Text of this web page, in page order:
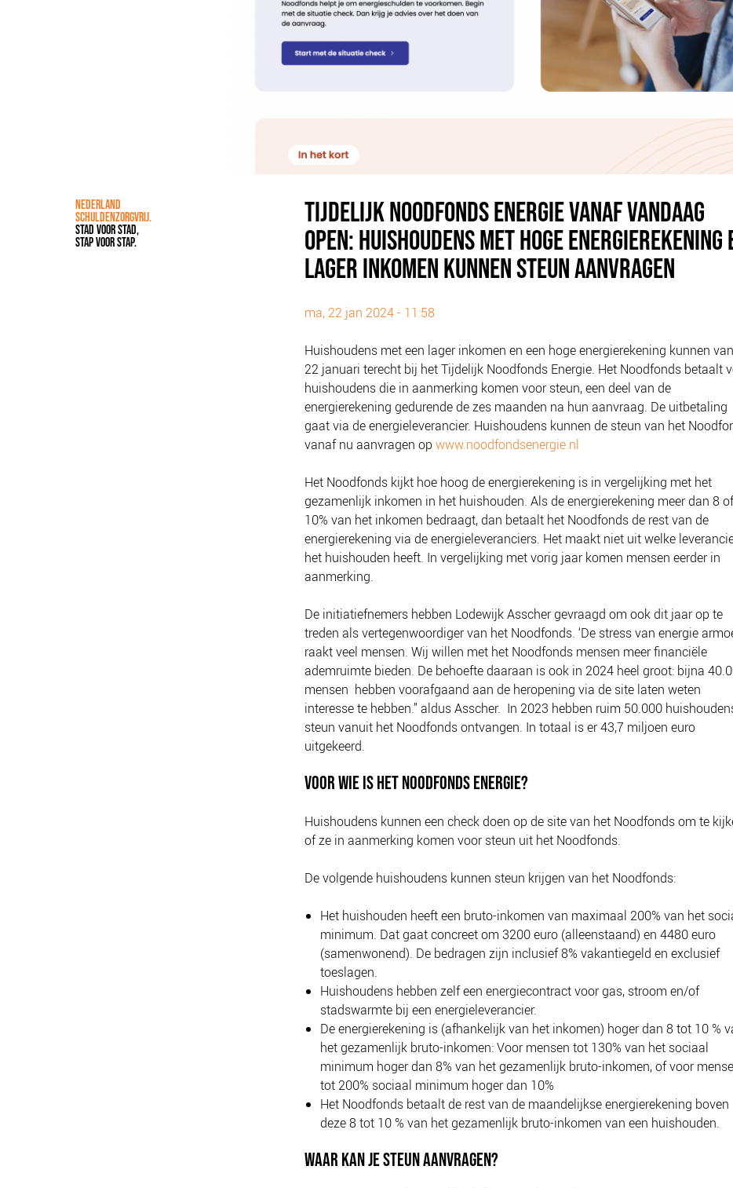
NEDERLAND
SCHULDENZORGVRIJ.
STAD VOOR STAD,
STAP VOOR STAP.
TIJDELIJK NOODFONDS ENERGIE VANAF VANDAAG
OPEN: HUISHOUDENS MET HOGE ENERGIEREKENING
LAGER INKOMEN KUNNEN STEUN AANVRAGEN
ma, 22 jan 2024 - 11:58
Huishoudens met een lager inkomen en een hoge energierekening kunnen
22 januari terecht bij het Tijdelijk Noodfonds Energie. Het Noodfonds betaalt
huishoudens die in aanmerking komen voor steun, een deel van de
energierekening gedurende de zes maanden na hun aanvraag. De uitbetaling
gaat via de energieleverancier. Huishoudens kunnen de steun van het
vanaf nu aanvragen op www.noodfondsenergie.nl
Het Noodfonds kijkt hoe hoog de energierekening is in vergelijking met het
gezamenlijk inkomen in het huishouden. Als de energierekening meer dan 8 of
10% van het inkomen bedraagt, dan betaalt het Noodfonds de rest van de
energierekening via de energieleveranciers. Het maakt niet uit welke
het huishouden heeft. In vergelijking met vorig jaar komen mensen eerder in
aanmerking.
De initiatiefnemers hebben Lodewijk Asscher gevraagd om ook dit jaar op te
treden als vertegenwoordiger van het Noodfonds. ‘De stress van energie
raakt veel mensen. Wij willen met het Noodfonds mensen meer financiële
ademruimte bieden. De behoefte daaraan is ook in 2024 heel groot: bijna
mensen hebben voorafgaand aan de heropening via de site laten weten
interesse te hebben.” aldus Asscher. In 2023 hebben ruim 50.000
steun vanuit het Noodfonds ontvangen. In totaal is er 43,7 miljoen euro
uitgekeerd.
VOOR WIE IS HET NOODFONDS ENERGIE?
Huishoudens kunnen een check doen op de site van het Noodfonds om te
of ze in aanmerking komen voor steun uit het Noodfonds.
De volgende huishoudens kunnen steun krijgen van het Noodfonds:
Het huishouden heeft een bruto-inkomen van maximaal 200% van het
minimum. Dat gaat concreet om 3200 euro (alleenstaand) en 4480 euro
(samenwonend). De bedragen zijn inclusief 8% vakantiegeld en exclusief
toeslagen.
Huishoudens hebben zelf een energiecontract voor gas, stroom en/of
stadswarmte bij een energieleverancier.
De energierekening is (afhankelijk van het inkomen) hoger dan 8 tot 10 %
het gezamenlijk bruto-inkomen: Voor mensen tot 130% van het sociaal
minimum hoger dan 8% van het gezamenlijk bruto-inkomen, of voor
tot 200% sociaal minimum hoger dan 10%
Het Noodfonds betaalt de rest van de maandelijkse energierekening boven
deze 8 tot 10 % van het gezamenlijk bruto-inkomen van een huishouden.
WAAR KAN JE STEUN AANVRAGEN?